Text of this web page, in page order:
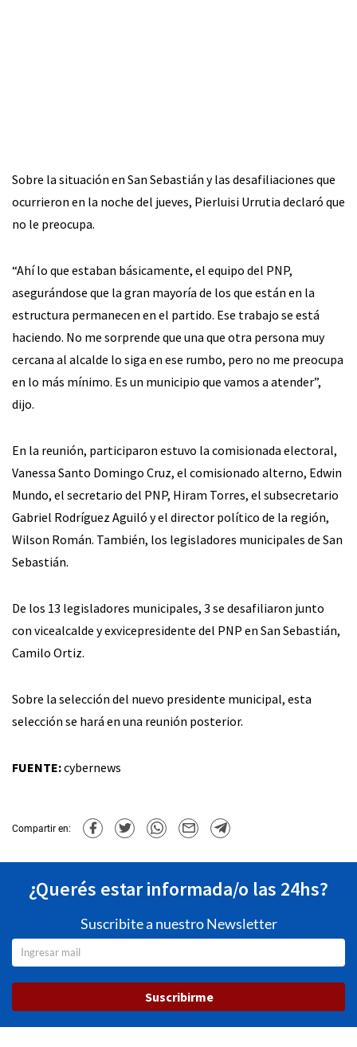
Sobre la situación en San Sebastián y las desafiliaciones que
ocurrieron en la noche del jueves, Pierluisi Urrutia declaró que
no le preocupa.
“Ahí lo que estaban básicamente, el equipo del PNP,
asegurándose que la gran mayoría de los que están en la
estructura permanecen en el partido. Ese trabajo se está
haciendo. No me sorprende que una que otra persona muy
cercana al alcalde lo siga en ese rumbo, pero no me preocupa
en lo más mínimo. Es un municipio que vamos a atender”,
dijo.
En la reunión, participaron estuvo la comisionada electoral,
Vanessa Santo Domingo Cruz, el comisionado alterno, Edwin
Mundo, el secretario del PNP, Hiram Torres, el subsecretario
Gabriel Rodríguez Aguiló y el director político de la región,
Wilson Román. También, los legisladores municipales de San
Sebastián.
De los 13 legisladores municipales, 3 se desafiliaron junto
con vicealcalde y exvicepresidente del PNP en San Sebastián,
Camilo Ortiz.
Sobre la selección del nuevo presidente municipal, esta
selección se hará en una reunión posterior.
FUENTE:cybernews
Compartir en:
¿Querés estar informada/o las 24hs?
Suscribite a nuestro Newsletter
Suscribirme